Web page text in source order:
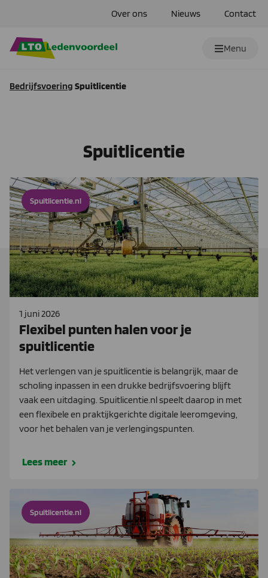
Over ons Nieuws Contact
Menu
Bedrijfsvoering Spuitlicentie
Spuitlicentie
Spuitlicentie.nl
1 juni 2026
Flexibel punten halen voor je
spuitlicentie
Het verlengen van je spuitlicentie is belangrijk, maar de
scholing inpassen in een drukke bedrijfsvoering blijft
vaak een uitdaging. Spuitlicentie.nl speelt daarop in met
een flexibele en praktijkgerichte digitale leeromgeving,
voor het behalen van je verlengingspunten.
Lees meer
Spuitlicentie.nl